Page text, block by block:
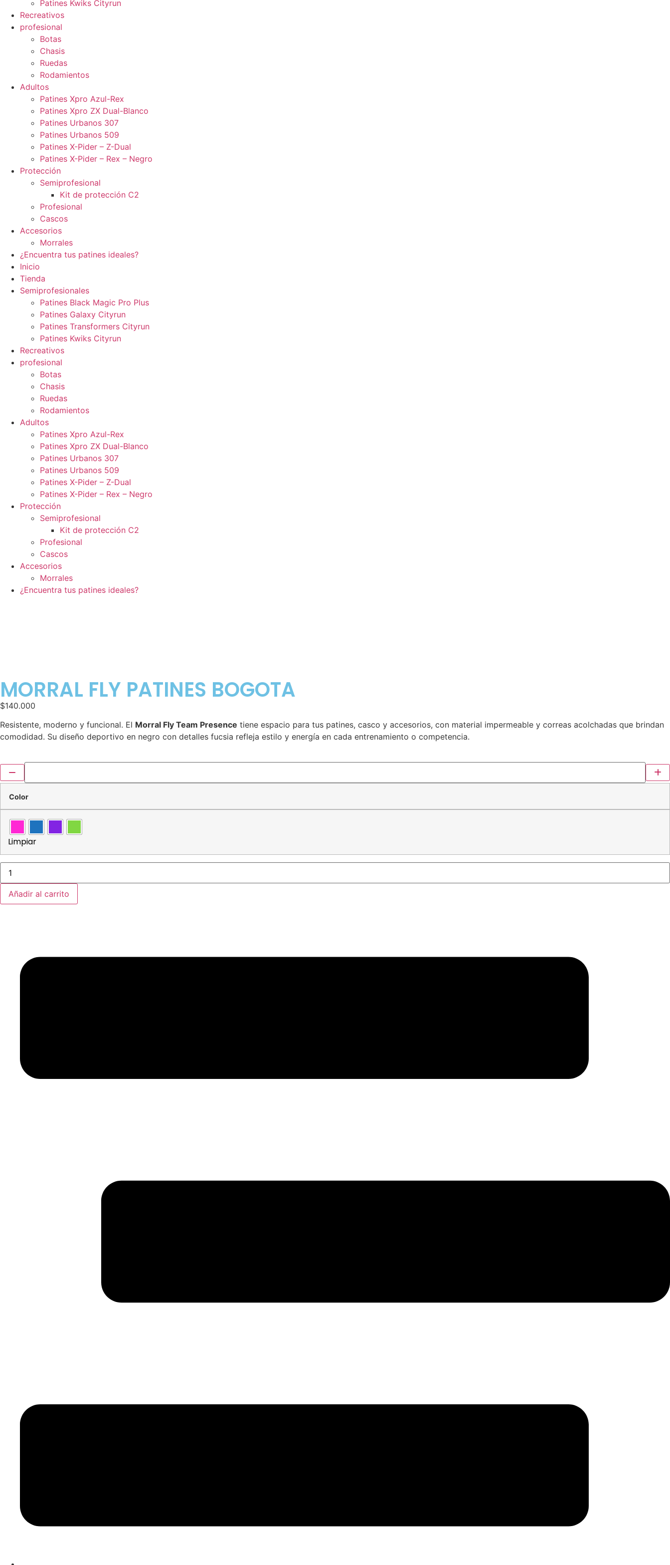
Patines Kwiks Cityrun
Recreativos
profesional
Botas
Chasis
Ruedas
Rodamientos
Adultos
Patines Xpro Azul-Rex
Patines Xpro ZX Dual-Blanco
Patines Urbanos 307
Patines Urbanos 509
Patines X-Pider – Z-Dual
Patines X-Pider – Rex – Negro
Protección
Semiprofesional
Kit de protección C2
Profesional
Cascos
Accesorios
Morrales
¿Encuentra tus patines ideales?
Inicio
Tienda
Semiprofesionales
Patines Black Magic Pro Plus
Patines Galaxy Cityrun
Patines Transformers Cityrun
Patines Kwiks Cityrun
Recreativos
profesional
Botas
Chasis
Ruedas
Rodamientos
Adultos
Patines Xpro Azul-Rex
Patines Xpro ZX Dual-Blanco
Patines Urbanos 307
Patines Urbanos 509
Patines X-Pider – Z-Dual
Patines X-Pider – Rex – Negro
Protección
Semiprofesional
Kit de protección C2
Profesional
Cascos
Accesorios
Morrales
¿Encuentra tus patines ideales?
MORRAL FLY PATINES BOGOTA
$140.000
Resistente, moderno y funcional. El Morral Fly Team Presence tiene espacio para tus patines, casco y accesorios, con material impermeable y correas acolchadas que brindan
comodidad. Su diseño deportivo en negro con detalles fucsia refleja estilo y energía en cada entrenamiento o competencia.
Color
Limpiar
Añadir al carrito